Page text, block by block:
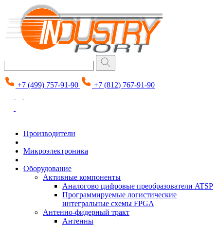
+7 (499) 757-91-90 +7 (812) 767-91-90
Производители
Микроэлектроника
Оборудование
Активные компоненты
Аналогово цифровые преобразователи ATSP
Программируемые логистические
интегральные схемы FPGA
Антенно-фидерный тракт
Антенны